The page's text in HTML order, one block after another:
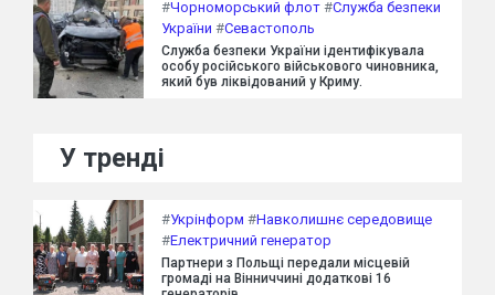
#Чорноморський флот #Служба безпеки
України #Севастополь
Служба безпеки України ідентифікувала
особу російського військового чиновника,
який був ліквідований у Криму.
У тренді
#Укрінформ #Навколишнє середовище
#Електричний генератор
Партнери з Польщі передали місцевій
громаді на Вінниччині додаткові 16